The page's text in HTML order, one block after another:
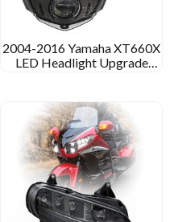
2004-2016 Yamaha XT660X
LED Headlight Upgrade